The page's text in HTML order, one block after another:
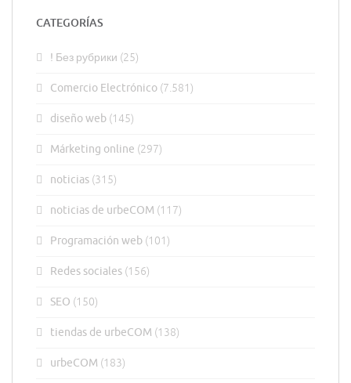
CATEGORÍAS
! Без рубрики (25)
Comercio Electrónico (7.581)
diseño web (145)
Márketing online (297)
noticias (315)
noticias de urbeCOM (117)
Programación web (101)
Redes sociales (156)
SEO (150)
tiendas de urbeCOM (138)
urbeCOM (183)